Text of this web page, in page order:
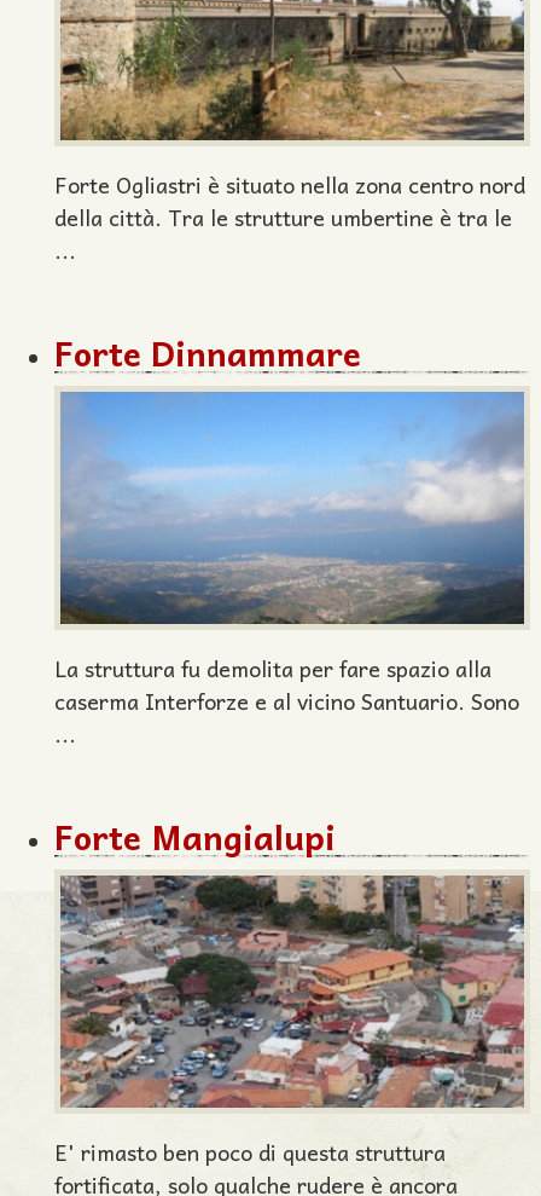
Forte Ogliastri è situato nella zona centro nord
della città. Tra le strutture umbertine è tra le
...
Forte Dinnammare
La struttura fu demolita per fare spazio alla
caserma Interforze e al vicino Santuario. Sono
...
Forte Mangialupi
E' rimasto ben poco di questa struttura
fortificata, solo qualche rudere è ancora